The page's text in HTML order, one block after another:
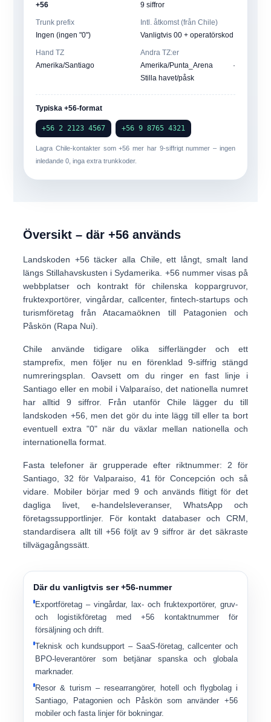
+56
9 siffror
Trunk prefix
Ingen (ingen "0")
Intl. åtkomst (från Chile)
Vanligtvis 00 + operatörskod
Hand TZ
Amerika/Santiago
Andra TZ:er
Amerika/Punta_Arena ·
Stilla havet/påsk
Typiska +56-format
+56 2 2123 4567 +56 9 8765 4321
Lagra Chile-kontakter som+56 mer har 9-siffrigt nummer – ingen
inledande 0, inga extra trunkkoder.
Översikt – där +56 används
Landskoden +56 täcker alla Chile, ett långt, smalt land
längs Stillahavskusten i Sydamerika. +56 nummer visas på
webbplatser och kontrakt för chilenska koppargruvor,
fruktexportörer, vingårdar, callcenter, fintech-startups och
turismföretag från Atacamaöknen till Patagonien och
Påskön (Rapa Nui).
Chile använde tidigare olika sifferlängder och ett
stamprefix, men följer nu en förenklad 9-siffrig stängd
numreringsplan . Oavsett om du ringer en fast linje i
Santiago eller en mobil i Valparaíso, det nationella numret
har alltid 9 siffror. Från utanför Chile lägger du till
landskoden +56 , men det gör du inte lägg till eller ta bort
eventuell extra "0" när du växlar mellan nationella och
internationella format.
Fasta telefoner är grupperade efter riktnummer: 2 för
Santiago,32 för Valparaiso, 41
för Concepción och så
vidare. Mobiler börjar med9 och används flitigt för det
dagliga livet, e-handelsleveranser, WhatsApp och
företagssupportlinjer. För kontakt databaser och CRM,
standardisera allt till +56 följt av 9 siffror är det säkraste
tillvägagångssätt.
Där du vanligtvis ser +56-nummer
Exportföretag – vingårdar, lax- och fruktexportörer, gruv-
och logistikföretag med +56 kontaktnummer för
försäljning och drift.
Teknisk och kundsupport – SaaS-företag, callcenter och
BPO-leverantörer som betjänar spanska och globala
marknader.
Resor & turism – researrangörer, hotell och flygbolag i
Santiago, Patagonien och Påskön som använder +56
mobiler och fasta linjer för bokningar.